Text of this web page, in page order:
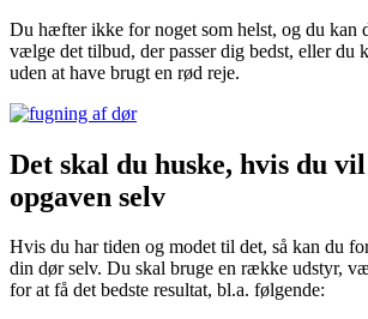
Du hæfter ikke for noget som helst, og du kan
vælge det tilbud, der passer dig bedst, eller du
uden at have brugt en rød reje.
Det skal du huske, hvis du
opgaven selv
Hvis du har tiden og modet til det, så kan du
din dør selv. Du skal bruge en række udstyr,
for at få det bedste resultat, bl.a. følgende: